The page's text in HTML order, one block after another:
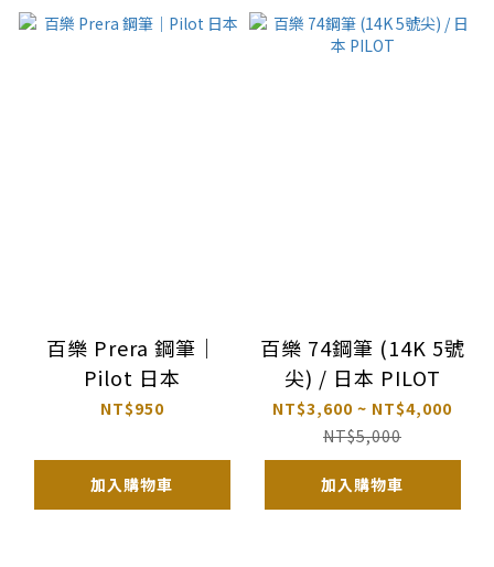
百樂 Prera 鋼筆｜
Pilot 日本
NT$950
加入購物車
百樂 74鋼筆 (14K 5號
尖) / 日本 PILOT
NT$3,600 ~ NT$4,000
NT$5,000
加入購物車